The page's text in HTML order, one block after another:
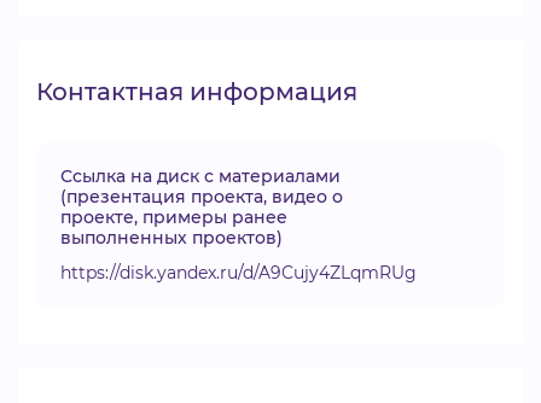
Контактная информация
Ссылка на диск с материалами
(презентация проекта, видео о
проекте, примеры ранее
выполненных проектов)
https://disk.yandex.ru/d/A9Cujy4ZLqmRUg